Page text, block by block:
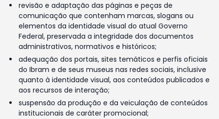
revisão e adaptação das páginas e peças de
comunicação que contenham marcas, slogans ou
elementos da identidade visual do atual Governo
Federal, preservada a integridade dos documentos
administrativos, normativos e históricos;
adequação dos portais, sites temáticos e perfis oficiais
do Ibram e de seus museus nas redes sociais, inclusive
quanto à identidade visual, aos conteúdos publicados e
aos recursos de interação;
suspensão da produção e da veiculação de conteúdos
institucionais de caráter promocional;